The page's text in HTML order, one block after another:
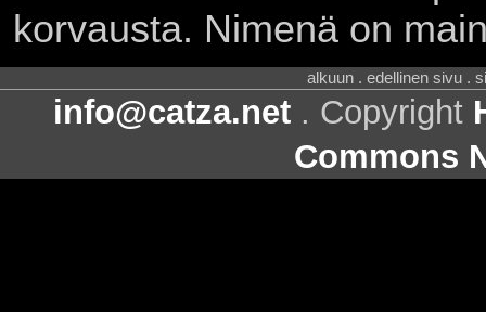
korvausta. Nimenä on
alkuun . edellinen sivu .
info@catza.net . Copyright
Commons